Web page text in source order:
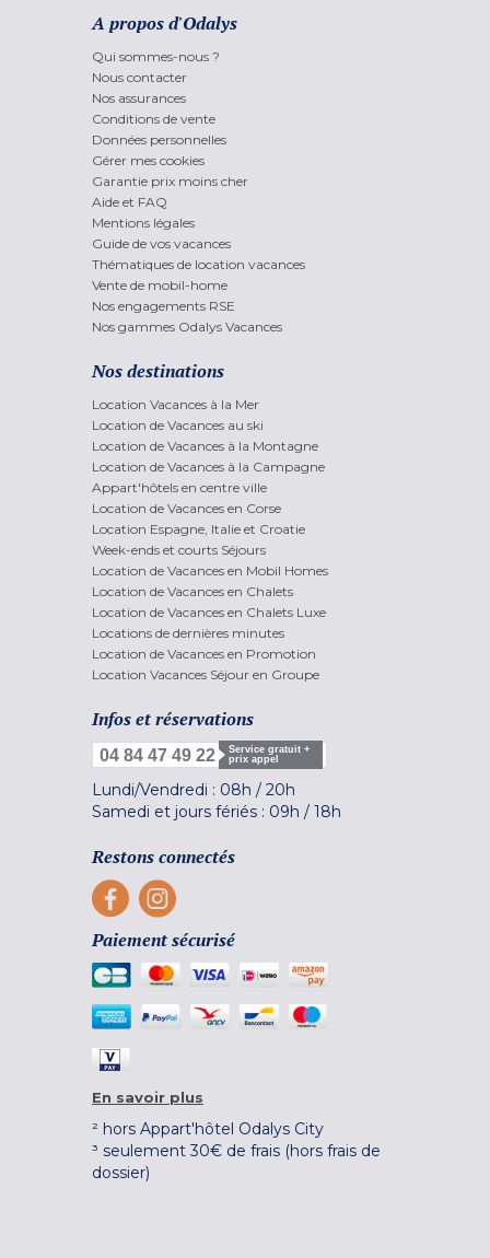
A propos d'Odalys
Qui sommes-nous ?
Nous contacter
Nos assurances
Conditions de vente
Données personnelles
Gérer mes cookies
Garantie prix moins cher
Aide et FAQ
Mentions légales
Guide de vos vacances
Thématiques de location vacances
Vente de mobil-home
Nos engagements RSE
Nos gammes Odalys Vacances
Nos destinations
Location Vacances à la Mer
Location de Vacances au ski
Location de Vacances à la Montagne
Location de Vacances à la Campagne
Appart'hôtels en centre ville
Location de Vacances en Corse
Location Espagne, Italie et Croatie
Week-ends et courts Séjours
Location de Vacances en Mobil Homes
Location de Vacances en Chalets
Location de Vacances en Chalets Luxe
Locations de dernières minutes
Location de Vacances en Promotion
Location Vacances Séjour en Groupe
Infos et réservations
04 84 47 49 22
Service gratuit +
prix appel
Lundi/Vendredi : 08h / 20h
Samedi et jours fériés : 09h / 18h
Restons connectés
Paiement sécurisé
En savoir plus
² hors Appart'hôtel Odalys City
³ seulement 30€ de frais (hors frais de
dossier)